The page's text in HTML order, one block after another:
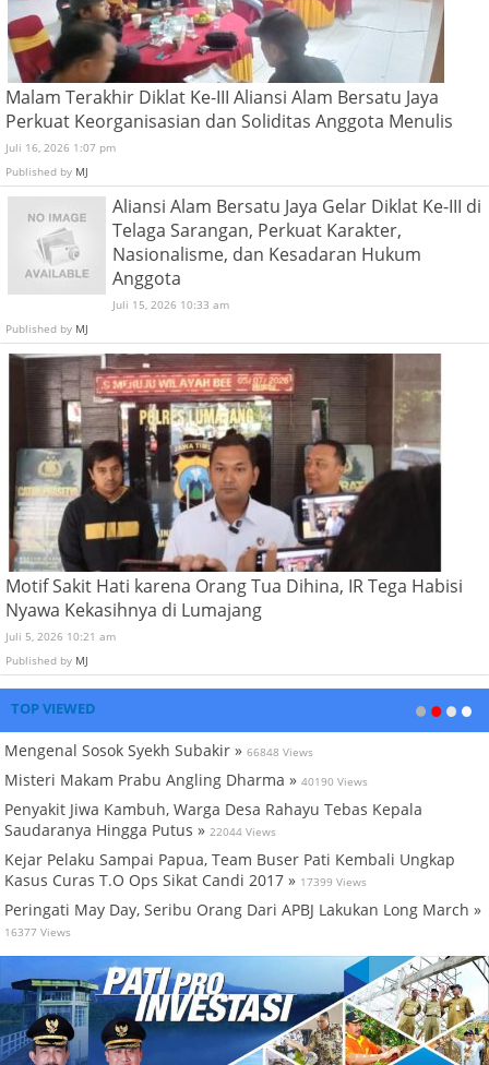
Malam Terakhir Diklat Ke-III Aliansi Alam Bersatu Jaya
Perkuat Keorganisasian dan Soliditas Anggota Menulis
Juli 16, 2026 1:07 pm
Published by MJ
Aliansi Alam Bersatu Jaya Gelar Diklat Ke-III di
Telaga Sarangan, Perkuat Karakter,
Nasionalisme, dan Kesadaran Hukum
Anggota
Juli 15, 2026 10:33 am
Published by MJ
Motif Sakit Hati karena Orang Tua Dihina, IR Tega Habisi
Nyawa Kekasihnya di Lumajang
Juli 5, 2026 10:21 am
Published by MJ
TOP VIEWED
Mengenal Sosok Syekh Subakir » 66848 Views
Misteri Makam Prabu Angling Dharma » 40190 Views
Penyakit Jiwa Kambuh, Warga Desa Rahayu Tebas Kepala
Saudaranya Hingga Putus » 22044 Views
Kejar Pelaku Sampai Papua, Team Buser Pati Kembali Ungkap
Kasus Curas T.O Ops Sikat Candi 2017 » 17399 Views
Peringati May Day, Seribu Orang Dari APBJ Lakukan Long March »
16377 Views